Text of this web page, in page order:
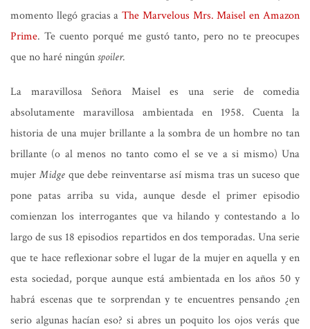
momento llegó gracias aThe Marvelous Mrs. Maisel en Amazon
Prime. Te cuento porqué me gustó tanto, pero no te preocupes
que no haré ningúnspoiler.
La maravillosa Señora Maisel es una serie de comedia
absolutamente maravillosa ambientada en 1958. Cuenta la
historia de una mujer brillante a la sombra de un hombre no tan
brillante (o al menos no tanto como el se ve a si mismo) Una
mujerMidgeque debe reinventarse así misma tras un suceso que
pone patas arriba su vida, aunque desde el primer episodio
comienzan los interrogantes que va hilando y contestando a lo
largo de sus 18 episodios repartidos en dos temporadas. Una serie
que te hace reflexionar sobre el lugar de la mujer en aquella y en
esta sociedad, porque aunque está ambientada en los años 50 y
habrá escenas que te sorprendan y te encuentres pensando ¿en
serio algunas hacían eso? si abres un poquito los ojos verás que